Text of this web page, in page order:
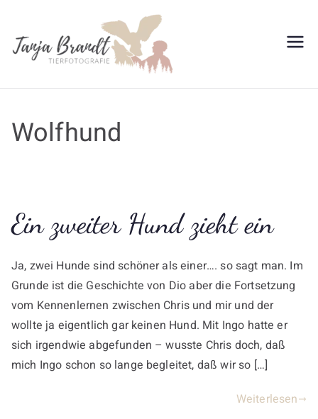
springen
Wolfhund
Ein zweiter Hund zieht ein
Ja, zwei Hunde sind schöner als einer…. so sagt man. Im
Grunde ist die Geschichte von Dio aber die Fortsetzung
vom Kennenlernen zwischen Chris und mir und der
wollte ja eigentlich gar keinen Hund. Mit Ingo hatte er
sich irgendwie abgefunden – wusste Chris doch, daß
mich Ingo schon so lange begleitet, daß wir so […]
Weiterlesen